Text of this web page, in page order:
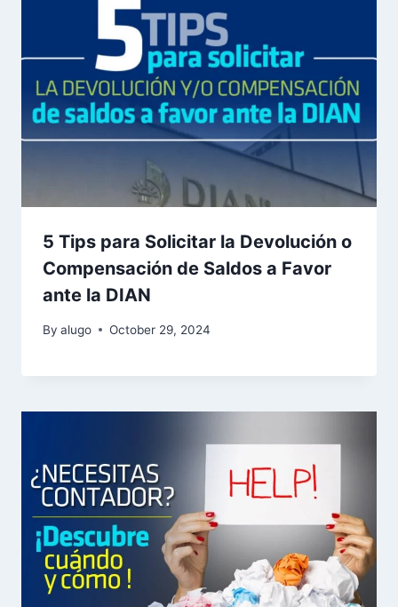
5 Tips para Solicitar la Devolución o
Compensación de Saldos a Favor
ante la DIAN
By alugo October 29, 2024